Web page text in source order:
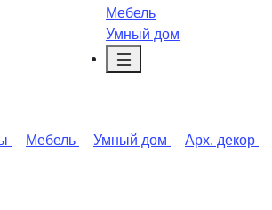
Мебель
Умный дом
Мебель Умный дом Арх. декор